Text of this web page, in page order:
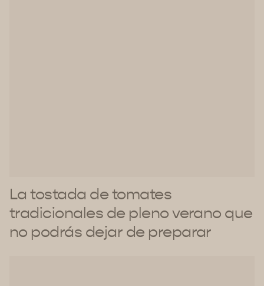
La tostada de tomates
tradicionales de pleno verano que
no podrás dejar de preparar